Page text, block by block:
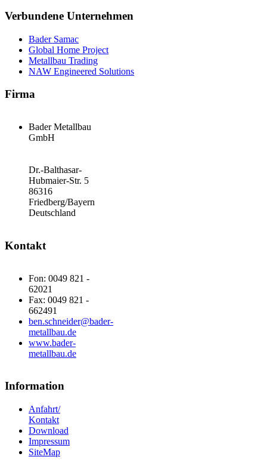
Verbundene Unternehmen
Bader Samac
Global Home Project
Metallbau Trading
NAW Engineered Solutions
Firma
Bader Metallbau
GmbH
Dr.-Balthasar-
Hubmaier-Str. 5
86316
Friedberg/Bayern
Deutschland
Kontakt
Fon: 0049 821 -
62021
Fax: 0049 821 -
662491
ben.schneider@bader-
metallbau.de
www.bader-
metallbau.de
Information
Anfahrt/
Kontakt
Download
Impressum
SiteMap